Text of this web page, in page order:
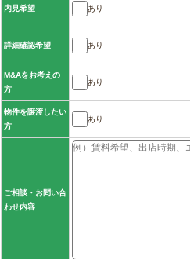
内見希望 あり
詳細確認希望 あり
M&Aをお考えの
方
あり
物件を譲渡したい
方
あり
ご相談・お問い合
わせ内容